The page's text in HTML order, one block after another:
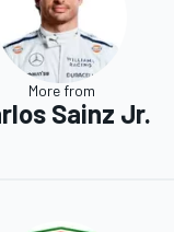
More from
Sainz Jr.